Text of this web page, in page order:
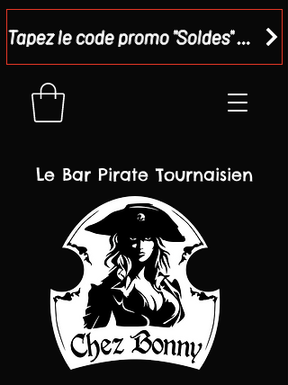
Tapez le code promo "Soldes" dans votre panier et recevez - 15 %
Le Bar Pirate Tournaisien